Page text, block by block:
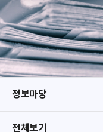
정보마당
전체보기